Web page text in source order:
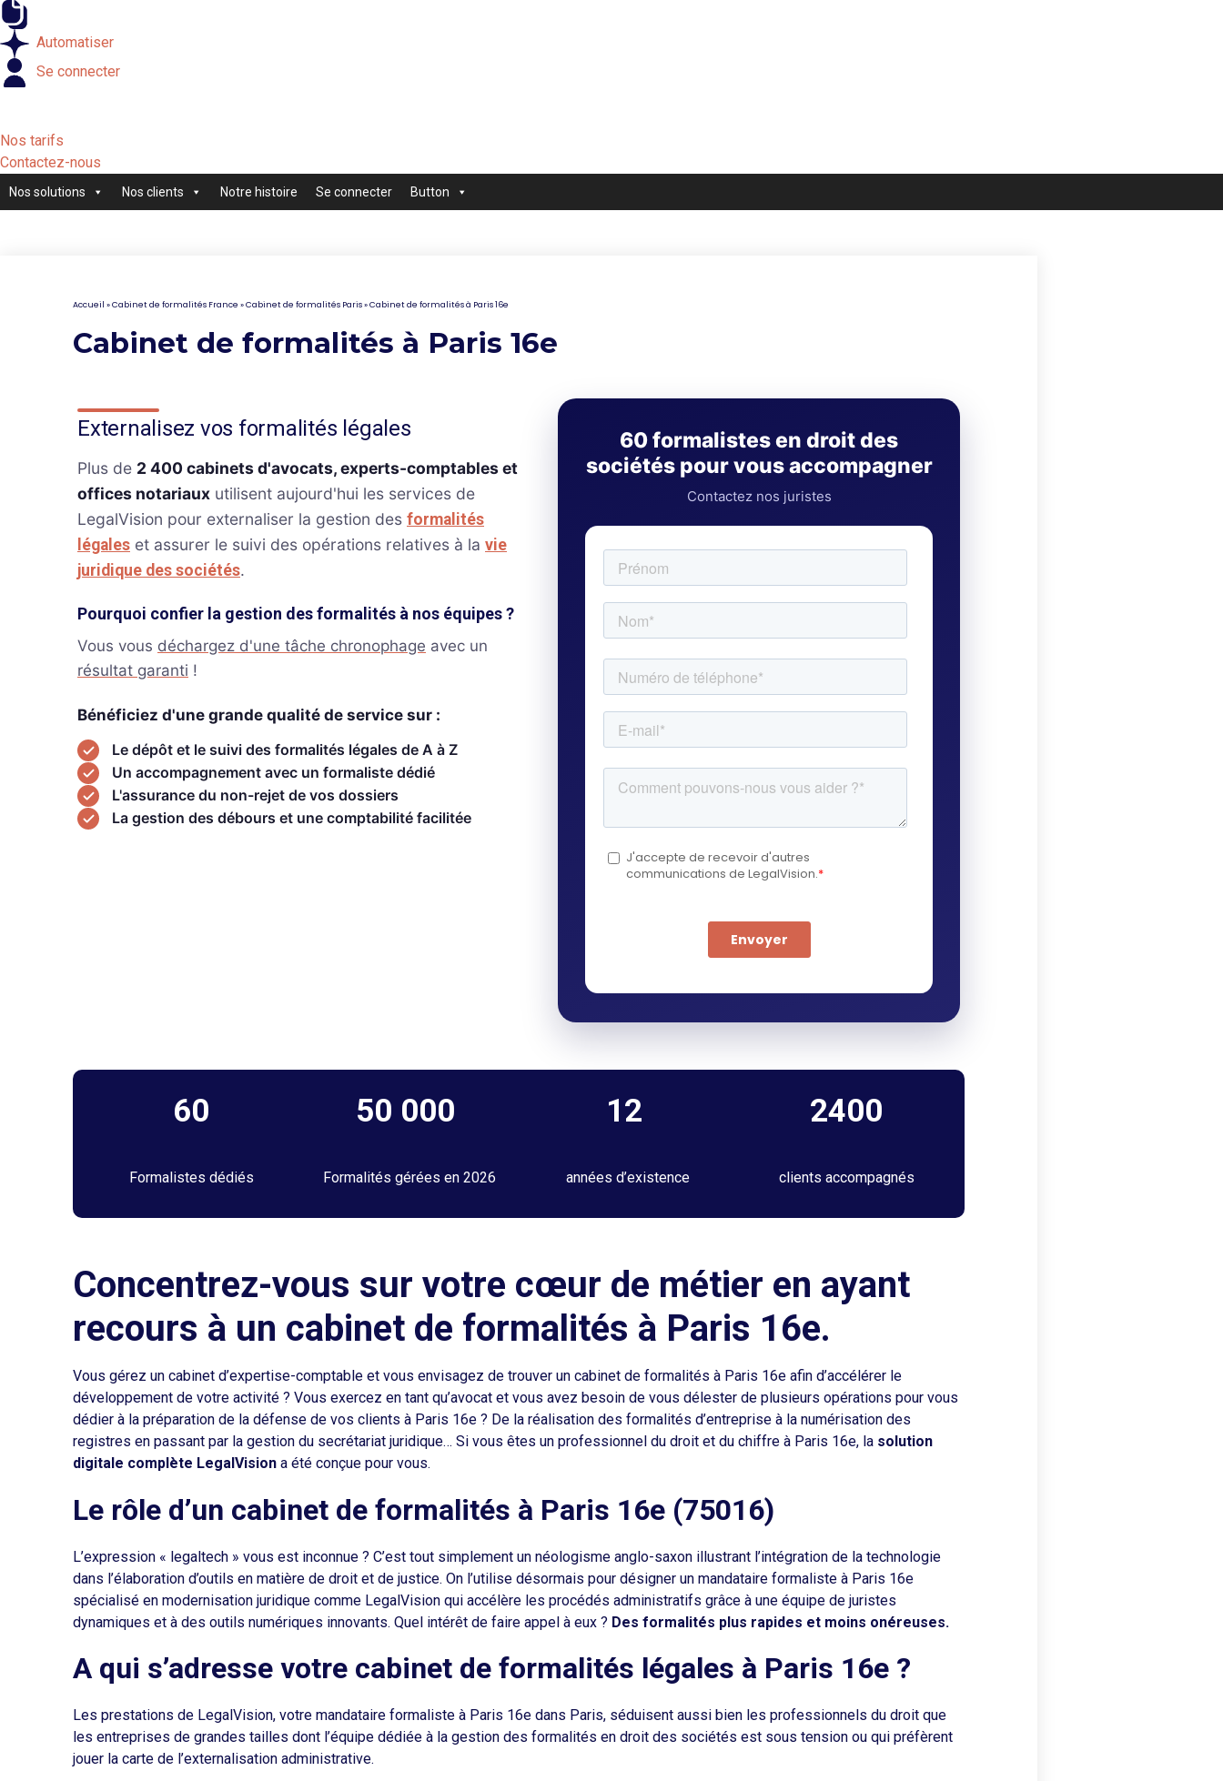
Automatiser
Se connecter
Nos tarifs
Contactez-nous
Nos solutions Nos clients Notre histoire Se connecter Button
Accueil »Cabinet de formalités France »Cabinet de formalités Paris»Cabinet de formalités à Paris 16e
Cabinet de formalités à Paris 16e
Externalisez vos formalités légales
Plus de 2 400 cabinets d'avocats, experts-comptables et
offices notariaux utilisent aujourd'hui les services de
LegalVision pour externaliser la gestion des formalités
légales et assurer le suivi des opérations relatives à la vie
juridique des sociétés.
Pourquoi confier la gestion des formalités à nos équipes ?
Vous vous déchargez d'une tâche chronophage avec un
résultat garanti !
Bénéficiez d'une grande qualité de service sur :
Le dépôt et le suivi des formalités légales de A à Z
Un accompagnement avec un formaliste dédié
L'assurance du non-rejet de vos dossiers
La gestion des débours et une comptabilité facilitée
60 formalistes en droit des
sociétés pour vous accompagner
Contactez nos juristes
60
Formalistes dédiés
50 000
Formalités gérées en 2026
12
années d’existence
2400
clients accompagnés
Concentrez-vous sur votre cœur de métier en ayant
recours à un cabinet de formalités à Paris 16e.
Vous gérez un cabinet d’expertise-comptable et vous envisagez de trouver un cabinet de formalités à Paris 16e afin d’accélérer le
développement de votre activité ? Vous exercez en tant qu’avocat et vous avez besoin de vous délester de plusieurs opérations pour vous
dédier à la préparation de la défense de vos clients à Paris 16e ? De la réalisation des formalités d’entreprise à la numérisation des
registres en passant par la gestion du secrétariat juridique… Si vous êtes un professionnel du droit et du chiffre à Paris 16e, la solution
digitale complète LegalVision a été conçue pour vous.
Le rôle d’un cabinet de formalités à Paris 16e (75016)
L’expression « legaltech » vous est inconnue ? C’est tout simplement un néologisme anglo-saxon illustrant l’intégration de la technologie
dans l’élaboration d’outils en matière de droit et de justice. On l’utilise désormais pour désigner un mandataire formaliste à Paris 16e
spécialisé en modernisation juridique comme LegalVision qui accélère les procédés administratifs grâce à une équipe de juristes
dynamiques et à des outils numériques innovants. Quel intérêt de faire appel à eux ? Des formalités plus rapides et moins onéreuses.
A qui s’adresse votre cabinet de formalités légales à Paris 16e ?
Les prestations de LegalVision, votre mandataire formaliste à Paris 16e dans Paris, séduisent aussi bien les professionnels du droit que
les entreprises de grandes tailles dont l’équipe dédiée à la gestion des formalités en droit des sociétés est sous tension ou qui préfèrent
jouer la carte de l’externalisation administrative.